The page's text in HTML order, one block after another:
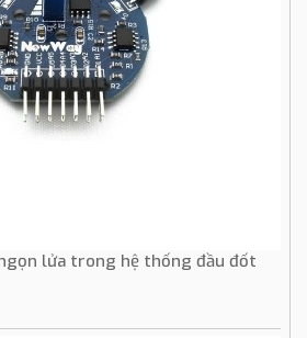
lửa trong hệ thống đầu đốt